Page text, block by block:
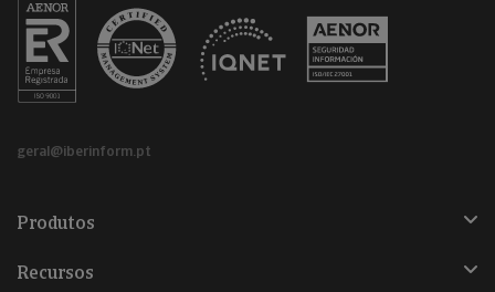
geral@iberinform.pt
Produtos
Recursos